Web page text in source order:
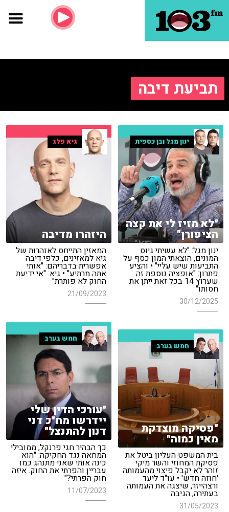
תביעת דיבה
ינון מגל ובן כספית
"לא מזיז לי את קצה
הציפורן"
ינון מגל: "לא עשיתי גיוס
המונים, הוצאתי המון כסף על
התביעות שיש עליי" • והציע
פתרון: "אופציה נוספת זה
שערוץ 14 בכל זאת ייתן את
חסותו"
30/12/2025
גיא פלג
היזהרו מדיבה
המאזין התייחס לאזהרות של
גיא למאזינים, כלפי דיבה
אפשרית בדבריהם: "אותי
אתה מרתיע" • גיא: "אי ידיעת
החוק לא פותרת"
21/09/2023
חמש בערב
"עורכי הדין שלי
יידרשו מח"כ דני
דנון להתנצל"
כך הבהיר חגי פרנקל, ממובילי
המחאה נגד החקיקה: "הוא
כינה אותי שאני מתנהג כמו
עבריין והפרתי את החוק. איזה
חוק הפרתי?"
11/07/2023
חמש בערב
"פסיקה מוצדקת
מאין כמוה"
בית המשפט העליון ביטל את
פסיקת המחוזי והשר מיקי
זוהר לא יקבל פיצוי מהעמותה
'חוזה חדש' • עו"ד ליעד
ורצהייזר, שיצגה את העמותה
בעתירה, הגיבה
31/05/2023